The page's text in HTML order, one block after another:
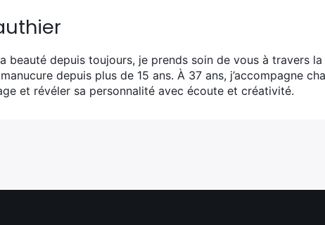
beauté depuis toujours, je prends soin de vous à travers
depuis plus de 15 ans. À 37 ans, j’accompagne
et révéler sa personnalité avec écoute et créativité.